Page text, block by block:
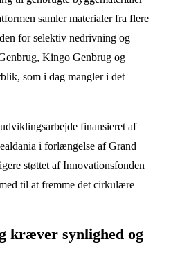
samler materialer fra flere
for selektiv nedrivning og
Kingo Genbrug og
som i dag mangler i det
finansieret af
i forlængelse af Grand
støttet af Innovationsfonden
til at fremme det cirkulære
kræver synlighed og